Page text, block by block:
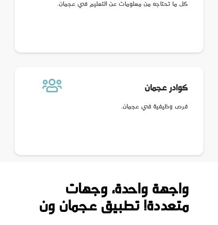
كل ما تحتاجه من معلومات عن التعليم في عجمان.
كوادر عجمان
فرص وظيفية في عجمان.
واجهة واحدة، وجهات
متعددة! تطبيق عجمان ون